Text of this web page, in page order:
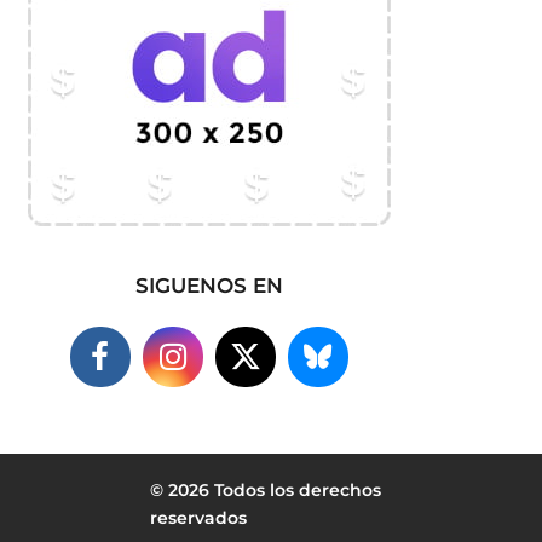
SIGUENOS EN
© 2026 Todos los derechos
reservados